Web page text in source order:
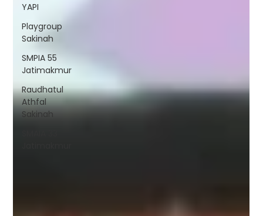
YAPI
Playgroup
Sakinah
SMPIA 55
Jatimakmur
Raudhatul
Athfal
Sakinah